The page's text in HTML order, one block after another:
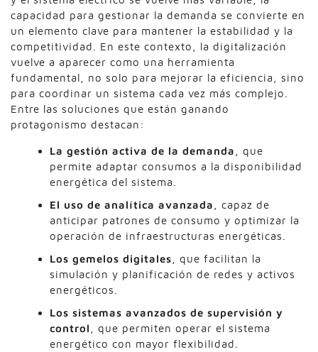
capacidad para gestionar la demanda se convierte en
un elemento clave para mantener la estabilidad y la
competitividad. En este contexto, la digitalización
vuelve a aparecer como una herramienta
fundamental, no solo para mejorar la eficiencia, sino
para coordinar un sistema cada vez más complejo.
Entre las soluciones que están ganando
protagonismo destacan:
La gestión activa de la demanda
, que
permite adaptar consumos a la disponibilidad
energética del sistema.
El uso de analítica avanzada
, capaz de
anticipar patrones de consumo y optimizar la
operación de infraestructuras energéticas.
Los gemelos digitales , que facilitan la
simulación y planificación de redes y activos
energéticos.
Los sistemas avanzados de supervisión y
control
, que permiten operar el sistema
energético con mayor flexibilidad.